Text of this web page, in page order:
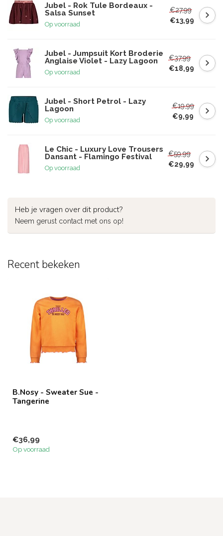
Jubel - Rok Tule Bordeaux -
Salsa Sunset
Op voorraad
€27,99
€13,99
Jubel - Jumpsuit Kort Broderie
Anglaise Violet - Lazy Lagoon
Op voorraad
€37,99
€18,99
Jubel - Short Petrol - Lazy
Lagoon
Op voorraad
€19,99
€9,99
Le Chic - Luxury Love Trousers
Dansant - Flamingo Festival
Op voorraad
€59,99
€29,99
Heb je vragen over dit product?
Neem gerust contact met ons op!
Recent bekeken
B.Nosy - Sweater Sue -
Tangerine
€36,99
Op voorraad